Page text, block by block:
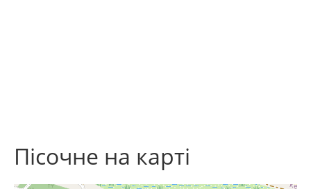
Пісочне на карті